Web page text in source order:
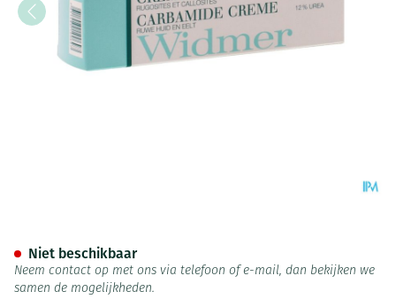
Niet beschikbaar
Neem contact op met ons via telefoon of e-mail, dan bekijken we
samen de mogelijkheden.